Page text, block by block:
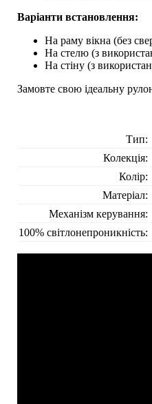
Варіанти встановлення:
На раму вікна (без
На стелю (з
На стіну (з
Замовте свою ідеальну
Тип:
Колекція:
Колір:
Матеріал:
Механізм керування:
100% світлонепроникність: